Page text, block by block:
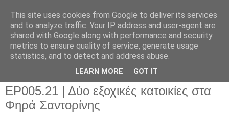
ΕΡ005.21 | Δύο εξοχικές κατοικίες στα
Φηρά Σαντορίνης
This site uses cookies from Google to deliver its services
and to analyze traffic. Your IP address and user-agent are
shared with Google along with performance and security
metrics to ensure quality of service, generate usage
statistics, and to detect and address abuse.
LEARN MORE GOT IT